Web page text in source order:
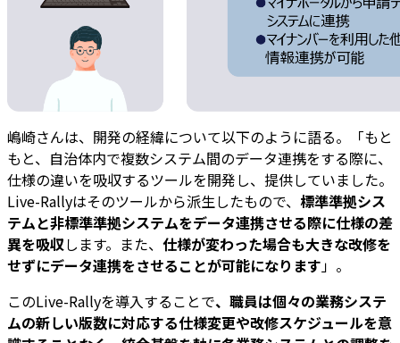
嶋崎さんは、開発の経緯について以下のように語る。「もと
もと、自治体内で複数システム間のデータ連携をする際に、
仕様の違いを吸収するツールを開発し、提供していました。
Live-Rallyはそのツールから派生したもので、 標準準拠シス
テムと非標準準拠システムをデータ連携させる際に仕様の差
異を吸収します。また、 仕様が変わった場合も大きな改修を
せずにデータ連携をさせることが可能になります」。
このLive-Rallyを導入することで、職員は個々の業務システ
ムの新しい版数に対応する仕様変更や改修スケジュールを意